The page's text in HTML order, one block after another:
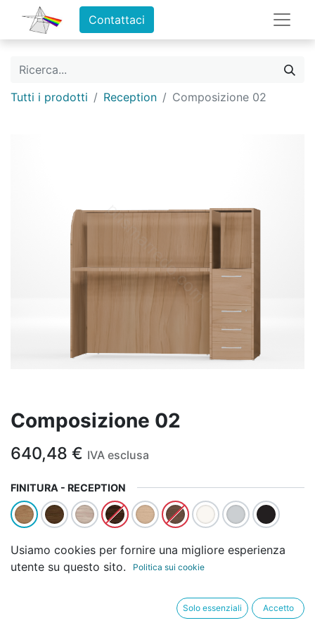
Contattaci
Tutti i prodotti Reception Composizione 02
Composizione 02
640,48 € IVA esclusa
FINITURA - RECEPTION
ORA
Usiamo cookies per fornire una migliore esperienza
utente su questo sito.
Politica sui cookie
Solo essenziali Accetto